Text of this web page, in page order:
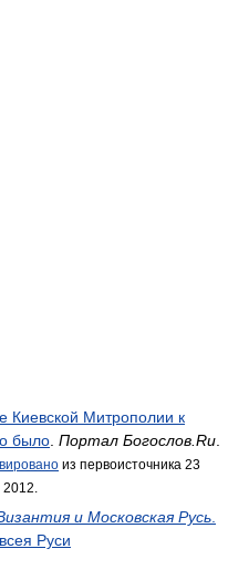
Киевской Митрополии к
было Портал Богослов.Ru
из первоисточника 23
и Московская Русь
Руси